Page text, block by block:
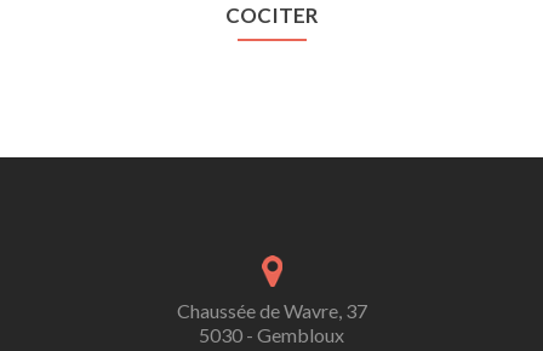
COCITER
Chaussée de Wavre, 37
5030 - Gembloux